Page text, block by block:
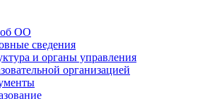
об ОО
сведения
и органы управления
организацией